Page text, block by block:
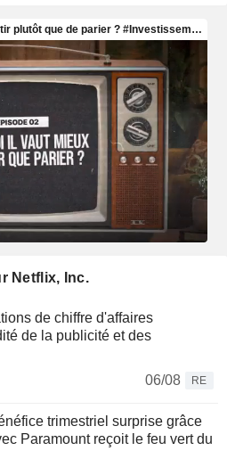
Netflix, Inc.
de chiffre d'affaires
de la publicité et des
06/08
RE
trimestriel surprise grâce
Paramount reçoit le feu vert du